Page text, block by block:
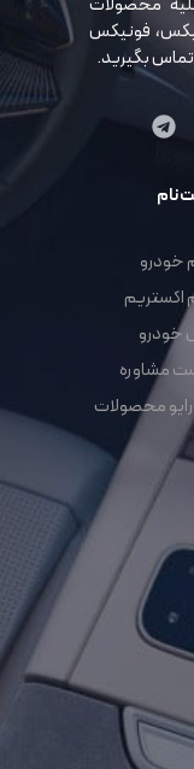
فونیکس
نام
خودرو
اکستریم
خودرو
مشاوره
محصولات